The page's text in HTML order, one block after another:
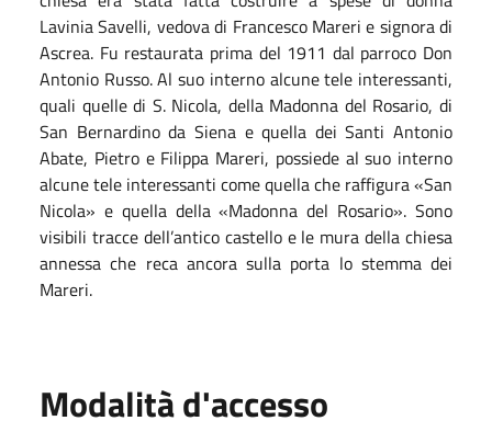
Lavinia Savelli, vedova di Francesco Mareri e signora di
Ascrea. Fu restaurata prima del 1911 dal parroco Don
Antonio Russo. Al suo interno alcune tele interessanti,
quali quelle di S. Nicola, della Madonna del Rosario, di
San Bernardino da Siena e quella dei Santi Antonio
Abate, Pietro e Filippa Mareri, possiede al suo interno
alcune tele interessanti come quella che raffigura «San
Nicola» e quella della «Madonna del Rosario». Sono
visibili tracce dell’antico castello e le mura della chiesa
annessa che reca ancora sulla porta lo stemma dei
Mareri.
Modalità d'accesso